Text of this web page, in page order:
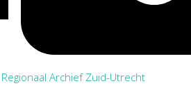
Archief Zuid-Utrecht